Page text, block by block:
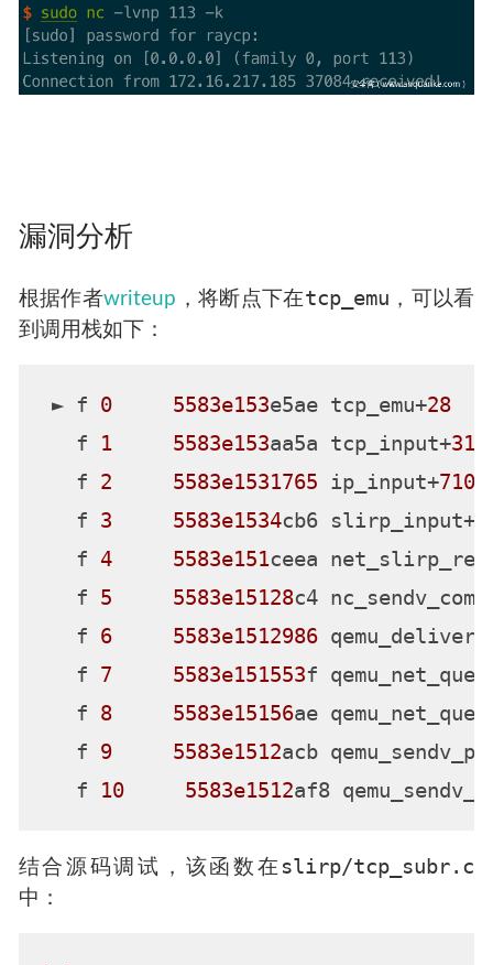
漏洞分析
根据作者writeup ，将断点下在tcp_emu ，可以看
到调用栈如下：
► f 0 5583e153e5ae tcp_emu+28
   f
1 5583e153aa5a tcp_input+
   f
2 5583e1531765 ip_input+710
   f
3 5583e1534cb6 slirp_input+
   f
4 5583e151ceea
   f
5 5583e15128c4
   f
6 5583e1512986
   f
7 5583e151553f
   f
8 5583e15156ae
   f
9 5583e1512acb
   f
10 5583e1512af8
结合源码调试，该函数在 slirp/tcp_subr.c
中：